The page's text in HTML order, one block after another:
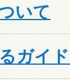
いて
ガイ